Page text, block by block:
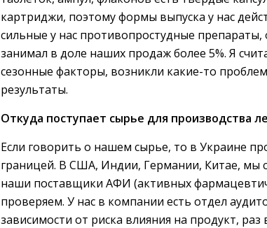
картриджи, поэтому формы выпуска у нас
сильные у нас противопростудные
занимал в доле наших продаж более 5%. Я
сезонные факторы, возникли какие-то
результаты.
Откуда поступает сырье для производства
Если говорить о нашем сырье, то в Украине
границей. В США, Индии, Германии, Китае, мы
наши поставщики АФИ (активных
проверяем. У нас в компании есть отдел
зависимости от риска влияния на продукт,